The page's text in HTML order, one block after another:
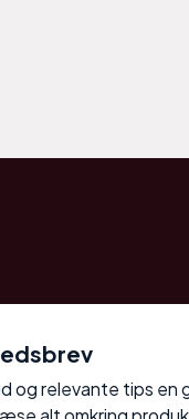
og relevante tips en